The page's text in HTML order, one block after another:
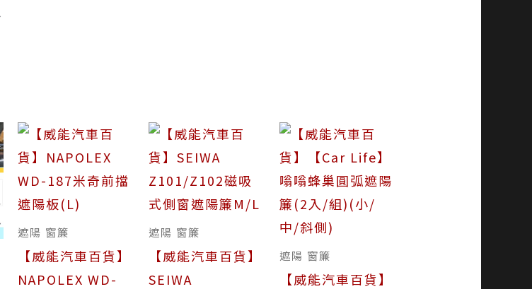
遮陽 窗簾
【威能汽車百貨】
NAPOLEX WD-
遮陽 窗簾
【威能汽車百貨】
SEIWA
遮陽 窗簾
【威能汽車百貨】